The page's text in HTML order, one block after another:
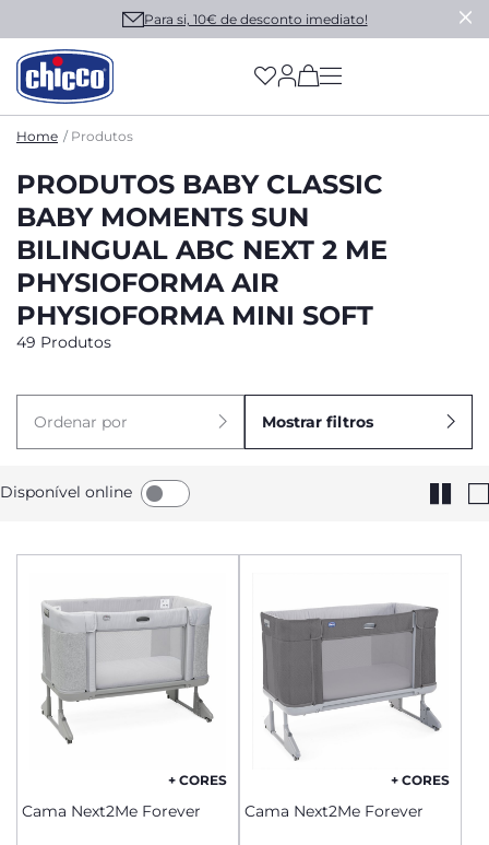
Para si, 10€ de desconto imediato!
(has more options
Home Produtos
PRODUTOS BABY CLASSIC
BABY MOMENTS SUN
BILINGUAL ABC NEXT 2 ME
PHYSIOFORMA AIR
PHYSIOFORMA MINI SOFT
49 Produtos
Ordenar por Mostrar filtros
Disponível online
+ CORES
Cama Next2Me Forever
+ CORES
Cama Next2Me Forever